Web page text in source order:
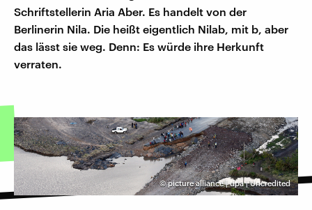
Schriftstellerin Aria Aber. Es handelt von der
Berlinerin Nila. Die heißt eigentlich Nilab, mit b, aber
das lässt sie weg. Denn: Es würde ihre Herkunft
verraten.
©picture alliance | dpa | Uncredited